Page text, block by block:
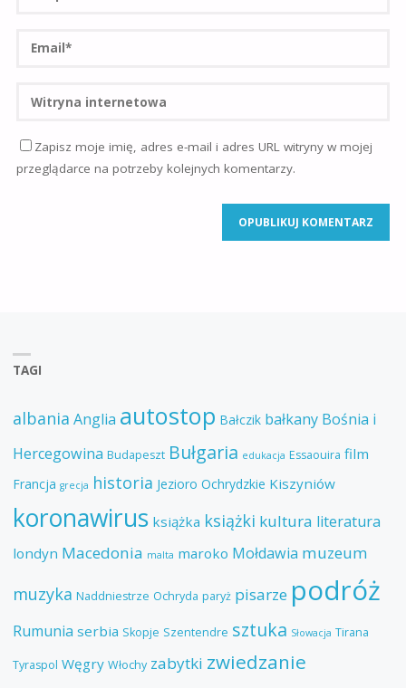
Zapisz moje imię, adres e-mail i adres URL witryny w mojej
przeglądarce na potrzeby kolejnych komentarzy.
TAGI
albania Anglia autostop Bałczik bałkany Bośnia i
Hercegowina Budapeszt Bułgaria edukacja Essaouira film
Francja grecja historia Jezioro Ochrydzkie Kiszyniów
koronawirus książka książki kultura literatura
londyn Macedonia malta maroko Mołdawia muzeum
muzyka Naddniestrze Ochryda paryż pisarze podróż
Rumunia serbia Skopje Szentendre sztuka Słowacja Tirana
Tyraspol Węgry Włochy zabytki zwiedzanie